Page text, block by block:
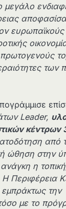
μεγάλο
των
Leader,
κέντρων
από
ώθηση στην
η
Η Περιφέρεια
εμπράκτως την
με το